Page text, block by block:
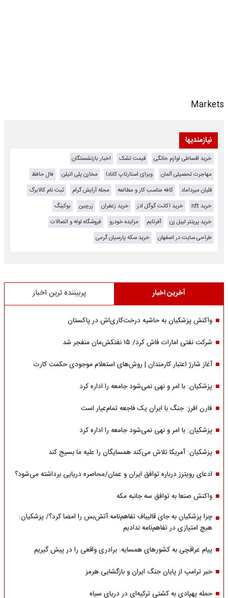
Markets
نیازمندیها
خرید اقساطی لوازم خانگی قیمت تشک
اخبار بازنشستگان
مهاجرت تحصیلی آلمان
ویزای استارتاپ کانادا مخازن پلی اتیلن
فال حافظ
قلیان میرداماد
کافه مناسب کار و مطالعه مجله آرایش گرام
ثبت نام کالابرگ
خرید nft
خرید اکانت گوگل ادز خرید زعفران زرچین
بوکینگ
خرید پرینتر لیبل زن
آفرتایم مزایده خودرو
فروشگاه لوله و اتصالات
طراحی سایت در اصفهان
خرید سکه پارسیان گرمی
آخرین اخبار پربیننده ترین اخبار
واکنش پزشکیان به حاشیه درخت‌کاری‌اش در پاکستان
شرکت نفتی امارات فاش کرد/ ۱۵ نفتکش‌مان منفجر شد
آغاز شارژ اعتبار کارمندان | روش‌های استعلام موجودی حکمت کارت
پزشکیان: با امر و نهی نمی‌شود جامعه را اداره کرد
فارن افرز: جنگ با ایران یک فاجعه تمام‌عیار است
پزشکیان: با امر و نهی نمی‌شود جامعه را اداره کرد
پزشکیان: آمریکا تلاش می‌کند همسایگان را علیه ما بسیج کند
ادعای رویترز درباره توافق ایران و عمان/محاصره دریایی برداشته می‌شود؟
واکنش صنعا به توافق سه جانبه مکه
چرا پزشکیان به جای قالیباف تفاهم‌نامه آتش‌بس را امضا کرد؟/ پزشکیان:
هیچ امتیازی در تفاهم‌نامه ندادیم
پیام عراقچی به کشورهای همسایه: برادری واقعی را در پیش گیریم
خبر ترامپ از پایان جنگ ایران و بازگشایی هرمز
حمله پهپادی به کشتی ترکیه‌ای در دریای سیاه